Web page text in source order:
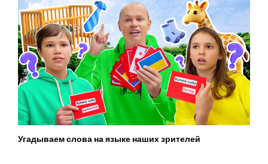
Угадываем слова на языке наших зрителей